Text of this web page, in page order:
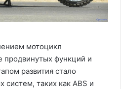
мотоцикл
продвинутых функций и
развития стало
систем, таких как ABS и